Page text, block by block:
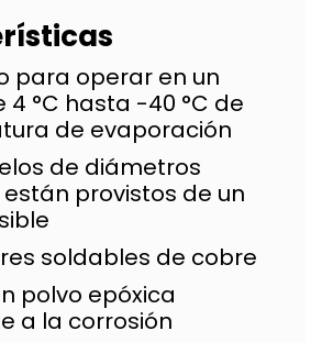
para operar en un
4 °C hasta -40 °C de
de evaporación
de diámetros
provistos de un
soldables de cobre
polvo epóxica
a la corrosión